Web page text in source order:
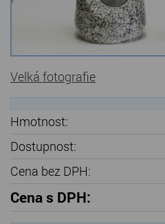
Štípané kamenné
Dárkové předměty z
Gabiony, gabionový
Velká fotografie
Hmotnost:
Dostupnost:
Cena bez DPH:
Cena s DPH: